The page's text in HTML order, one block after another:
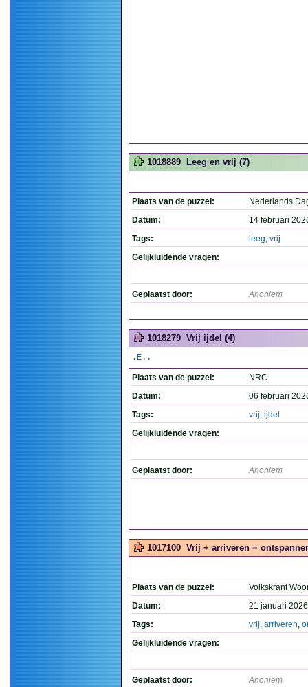
1018889 Leeg en vrij (7)
Plaats van de puzzel:
Nederlands
Datum:
14 februari
Tags:
leeg, vrij
Gelijkluidende vragen:
Geplaatst door: Anoniem
1018279 Vrij ijdel (4)
.E..
Plaats van de puzzel:
NRC
Datum:
06 februari
Tags:
vrij, ijdel
Gelijkluidende vragen:
Geplaatst door: Anoniem
1017100 Vrij + arriveren =
Plaats van de puzzel:
Volkskrant
Datum:
21 januari
Tags:
vrij, arriveren,
Gelijkluidende vragen:
Geplaatst door: Anoniem